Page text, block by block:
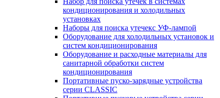
кондиционирования и холодильных
установках
Наборы для поиска утечекс УФ-лампой
Оборудование для холодильных установок и
систем кондиционирования
Оборудование и расходные материалы для
санитарной обработки систем
кондиционирования
Портативные пуско-зарядные устройства
серии CLASSIC